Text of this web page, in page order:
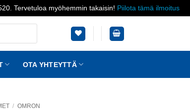
Tervetuloa myöhemmin takaisin! Piilota tämä ilmoitus
OTA YHTEYTTÄ
/ OMRON